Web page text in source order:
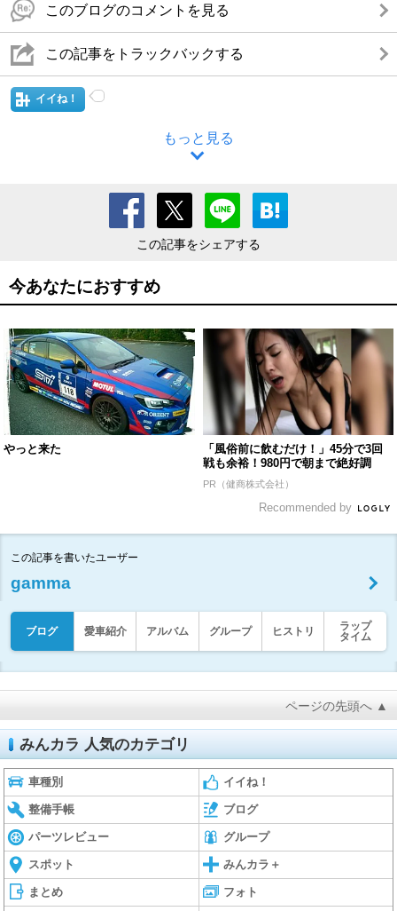
このブログのコメントを見る
この記事をトラックバックする
イイね！
もっと見る
この記事をシェアする
今あなたにおすすめ
やっと来た
「風俗前に飲むだけ！」45分で3回
戦も余裕！980円で朝まで絶好調
PR（健商株式会社）
Recommended by
この記事を書いたユーザー
gamma
ブログ 愛車紹介 アルバム グループ ヒストリ
ラップ
タイム
ページの先頭へ ▲
みんカラ 人気のカテゴリ
車種別 イイね！
整備手帳 ブログ
パーツレビュー グループ
スポット みんカラ＋
まとめ フォト